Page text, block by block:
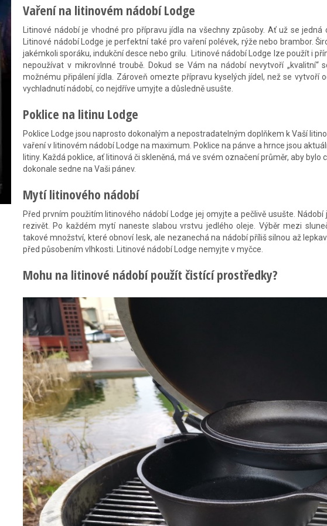
Vaření na litinovém nádobí Lodge
Litinové nádobí je vhodné pro přípravu jídla na všechny způsoby. Ať už se
Litinové nádobí Lodge je perfektní také pro vaření polévek, rýže nebo brambor.
jakémkoli sporáku, indukční desce nebo grilu. Litinové nádobí Lodge lze použít i
nepoužívat v mikrovlnné troubě. Dokud se Vám na nádobí nevytvoří
možnému připálení jídla. Zároveň omezte přípravu kyselých jídel, než se vytvoří
vychladnutí nádobí, co nejdříve umyjte a důsledně usušte.
Poklice na litinu Lodge
Poklice Lodge jsou naprosto dokonalým a nepostradatelným doplňkem k Vaší
vaření v litinovém nádobí Lodge na maximum. Poklice na pánve a hrnce jsou
litiny. Každá poklice, ať litinová či skleněná, má ve svém označení průměr, aby
dokonale sedne na Vaši pánev.
Mytí litinového nádobí
Před prvním použitím litinového nádobí Lodge jej omyjte a pečlivě usušte.
rezivět. Po každém mytí naneste slabou vrstvu jedlého oleje. Výběr mezi
takové množství, které obnoví lesk, ale nezanechá na nádobí příliš silnou až
před působením vlhkosti. Litinové nádobí Lodge nemyjte v myčce.
Mohu na litinové nádobí použít čistící prostředky?